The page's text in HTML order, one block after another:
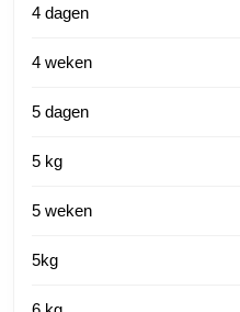
4 dagen
4 weken
5 dagen
5 kg
5 weken
5kg